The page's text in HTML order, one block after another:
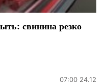
свинина резко
07:00 24.12